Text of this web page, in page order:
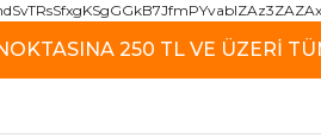
250 TL VE ÜZERİ